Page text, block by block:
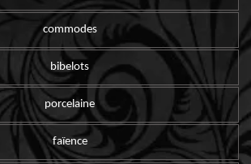
commodes
bibelots
porcelaine
faïence